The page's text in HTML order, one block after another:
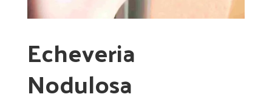
Echeveria
Nodulosa